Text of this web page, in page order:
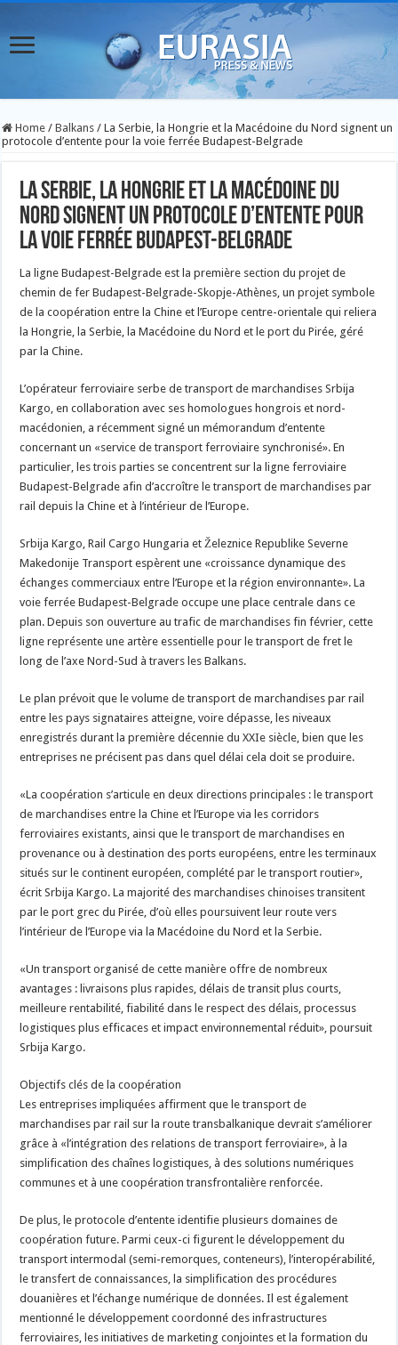
Home / Balkans / La Serbie, la Hongrie et la Macédoine du Nord signent un
protocole d’entente pour la voie ferrée Budapest-Belgrade
La Serbie, la Hongrie et la Macédoine du
Nord signent un protocole d’entente pour
la voie ferrée Budapest-Belgrade
La ligne Budapest-Belgrade est la première section du projet de
chemin de fer Budapest-Belgrade-Skopje-Athènes, un projet symbole
de la coopération entre la Chine et l’Europe centre-orientale qui reliera
la Hongrie, la Serbie, la Macédoine du Nord et le port du Pirée, géré
par la Chine.
L’opérateur ferroviaire serbe de transport de marchandises Srbija
Kargo, en collaboration avec ses homologues hongrois et nord-
macédonien, a récemment signé un mémorandum d’entente
concernant un «service de transport ferroviaire synchronisé». En
particulier, les trois parties se concentrent sur la ligne ferroviaire
Budapest-Belgrade afin d’accroître le transport de marchandises par
rail depuis la Chine et à l’intérieur de l’Europe.
Srbija Kargo, Rail Cargo Hungaria et Železnice Republike Severne
Makedonije Transport espèrent une «croissance dynamique des
échanges commerciaux entre l’Europe et la région environnante». La
voie ferrée Budapest-Belgrade occupe une place centrale dans ce
plan. Depuis son ouverture au trafic de marchandises fin février, cette
ligne représente une artère essentielle pour le transport de fret le
long de l’axe Nord-Sud à travers les Balkans.
Le plan prévoit que le volume de transport de marchandises par rail
entre les pays signataires atteigne, voire dépasse, les niveaux
enregistrés durant la première décennie du XXIe siècle, bien que les
entreprises ne précisent pas dans quel délai cela doit se produire.
«La coopération s’articule en deux directions principales : le transport
de marchandises entre la Chine et l’Europe via les corridors
ferroviaires existants, ainsi que le transport de marchandises en
provenance ou à destination des ports européens, entre les terminaux
situés sur le continent européen, complété par le transport routier»,
écrit Srbija Kargo. La majorité des marchandises chinoises transitent
par le port grec du Pirée, d’où elles poursuivent leur route vers
l’intérieur de l’Europe via la Macédoine du Nord et la Serbie.
«Un transport organisé de cette manière offre de nombreux
avantages : livraisons plus rapides, délais de transit plus courts,
meilleure rentabilité, fiabilité dans le respect des délais, processus
logistiques plus efficaces et impact environnemental réduit», poursuit
Srbija Kargo.
Objectifs clés de la coopération
Les entreprises impliquées affirment que le transport de
marchandises par rail sur la route transbalkanique devrait s’améliorer
grâce à «l’intégration des relations de transport ferroviaire», à la
simplification des chaînes logistiques, à des solutions numériques
communes et à une coopération transfrontalière renforcée.
De plus, le protocole d’entente identifie plusieurs domaines de
coopération future. Parmi ceux-ci figurent le développement du
transport intermodal (semi-remorques, conteneurs), l’interopérabilité,
le transfert de connaissances, la simplification des procédures
douanières et l’échange numérique de données. Il est également
mentionné le développement coordonné des infrastructures
ferroviaires, les initiatives de marketing conjointes et la formation du